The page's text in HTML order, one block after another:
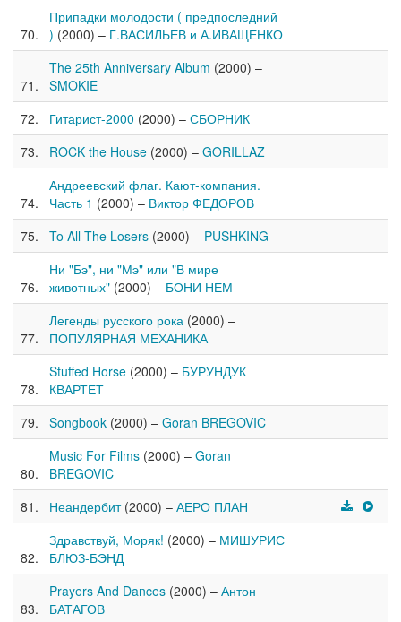
Припадки молодости ( предпоследний
) (2000) – Г.ВАСИЛЬЕВ и А.ИВАЩЕНКО
The 25th Anniversary Album (2000) –
SMOKIE
Гитарист-2000 (2000) – СБОРНИК
ROCK the House (2000) – GORILLAZ
Андреевский флаг. Кают-компания.
Часть 1 (2000) – Виктор ФЕДОРОВ
To All The Losers (2000) – PUSHKING
Ни "Бэ", ни "Мэ" или "В мире
животных" (2000) – БОНИ НЕМ
Легенды русского рока (2000) –
ПОПУЛЯРНАЯ МЕХАНИКА
Stuffed Horse (2000) – БУРУНДУК
КВАРТЕТ
Songbook (2000) – Goran BREGOVIC
Music For Films (2000) – Goran
BREGOVIC
Неандербит(2000) – АЕРО ПЛАН
Здравствуй, Моряк! (2000) – МИШУРИС
БЛЮЗ-БЭНД
Prayers And Dances (2000) – Антон
БАТАГОВ